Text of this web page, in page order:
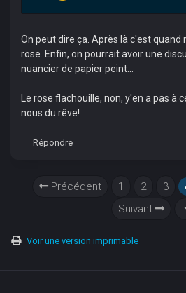
On peut dire ça. Après là c'est
rose. Enfin, on pourrait avoir une
nuancier de papier peint...
Le rose flachouille, non, y'en a pas à
nous du rêve!
Répondre
Précédent 1 2 3
Suivant
Voir une version imprimable